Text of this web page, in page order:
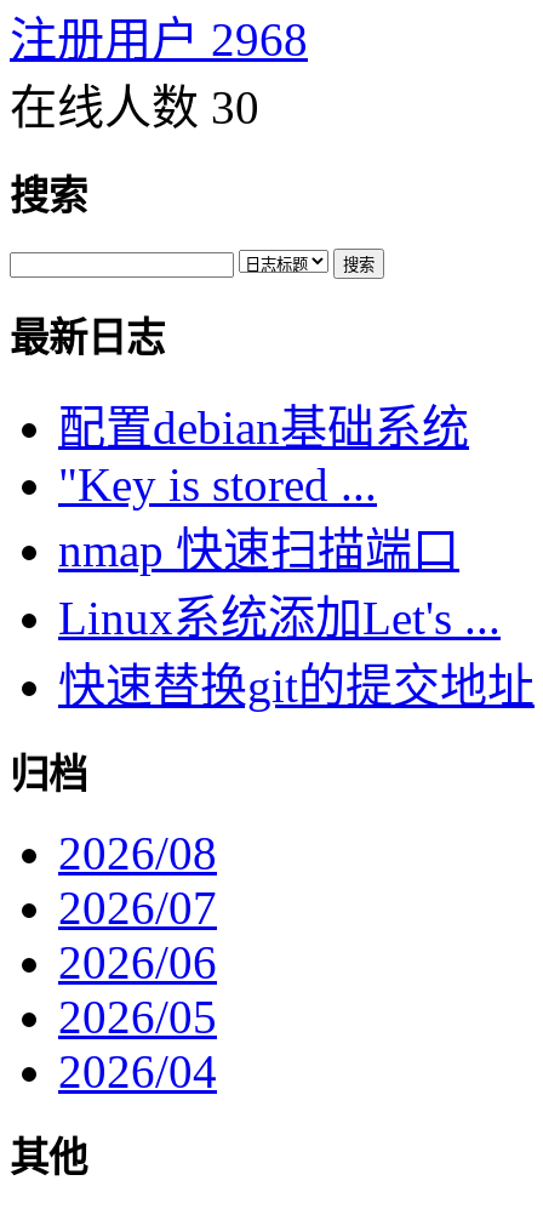
注册用户 2968
在线人数 30
搜索
最新日志
配置debian基础系统
"Key is stored ...
nmap 快速扫描端口
Linux系统添加Let's ...
快速替换git的提交地址
归档
2026/08
2026/07
2026/06
2026/05
2026/04
其他